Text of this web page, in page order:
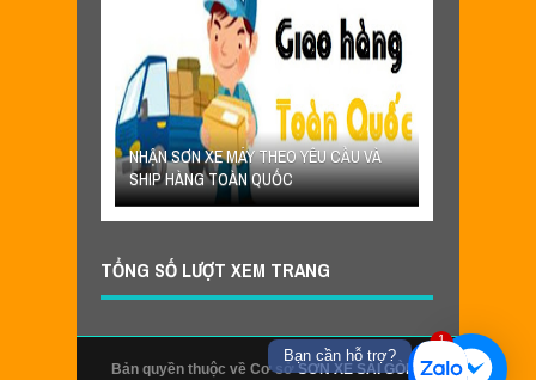
NHẬN SƠN XE MÁY THEO YÊU CẦU VÀ
SHIP HÀNG TOÀN QUỐC
1
Bạn cần hỗ trợ?
TỔNG SỐ LƯỢT XEM TRANG
Bản quyền thuộc về Cơ sởSƠN XE SÀI GÒN -